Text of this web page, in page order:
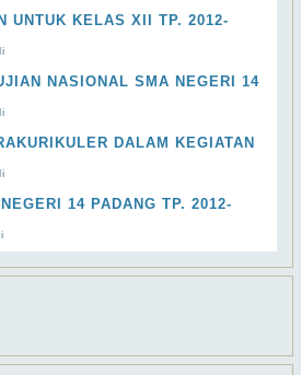
UNTUK KELAS XII TP. 2012-
NASIONAL SMA NEGERI 14
DALAM KEGIATAN
14 PADANG TP. 2012-